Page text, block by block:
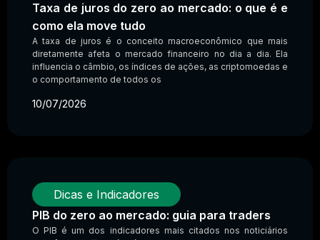
Taxa de juros do zero ao mercado: o que é e
como ela move tudo
A taxa de juros é o conceito macroeconômico que mais
diretamente afeta o mercado financeiro no dia a dia. Ela
influencia o câmbio, os índices de ações, as criptomoedas e
o comportamento de todos os
10/07/2026
Dicas e Indicadores
PIB do zero ao mercado: guia para traders
O PIB é um dos indicadores mais citados nos noticiários